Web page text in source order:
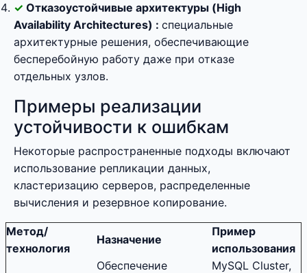
Отказоустойчивые архитектуры (High
Availability Architectures) : специальные
архитектурные решения, обеспечивающие
бесперебойную работу даже при отказе
отдельных узлов.
Примеры реализации
устойчивости к ошибкам
Некоторые распространенные подходы включают
использование репликации данных,
кластеризацию серверов, распределенные
вычисления и резервное копирование.
Метод/
технология
Назначение
Пример
использования
Обеспечение
MySQL Cluster,